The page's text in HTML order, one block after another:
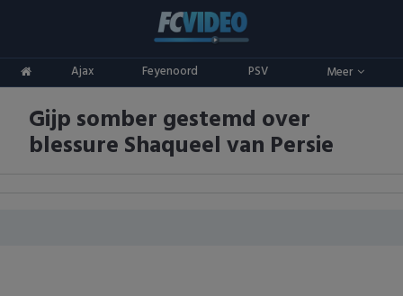
Ajax Feyenoord PSV Meer
ADO Den Haag
Ajax
Competities
Eredivisie
Keuken Kampioen Divisie
Oranje
Gijp somber gestemd over
blessure Shaqueel van Persie